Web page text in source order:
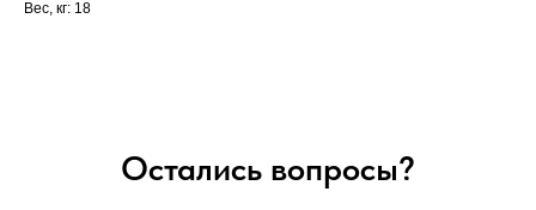
Вес, кг: 18
Остались вопросы?